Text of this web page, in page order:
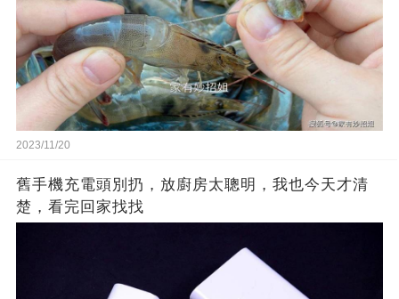
2023/11/20
舊手機充電頭別扔，放廚房太聰明，我也今天才清
楚，看完回家找找